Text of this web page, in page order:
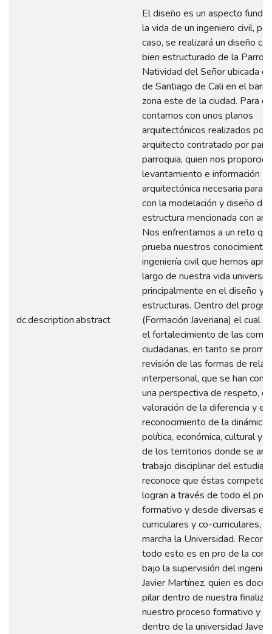
dc.description.abstract
El diseño es un aspecto
la vida de un ingeniero civil,
caso, se realizará un diseño
bien estructurado de la
Natividad del Señor ubicada
de Santiago de Cali en el
zona este de la ciudad. Para
contamos con unos planos
arquitectónicos realizados por
arquitecto contratado por
parroquia, quien nos
levantamiento e información
arquitectónica necesaria para
con la modelación y diseño de
estructura mencionada con
Nos enfrentamos a un reto
prueba nuestros
ingeniería civil que hemos
largo de nuestra vida
principalmente en el diseño y
estructuras. Dentro del
(Formación Javeriana) el cual
el fortalecimiento de las
ciudadanas, en tanto se
revisión de las formas de
interpersonal, que se han
una perspectiva de respeto, de
valoración de la diferencia y el
reconocimiento de la dinámica
política, económica, cultural y
de los territorios donde se
trabajo disciplinar del
reconoce que éstas
logran a través de todo el
formativo y desde diversas
curriculares y co-curriculares,
marcha la Universidad.
todo esto es en pro de la
bajo la supervisión del
Javier Martínez, quien es
pilar dentro de nuestra
nuestro proceso formativo y
dentro de la universidad